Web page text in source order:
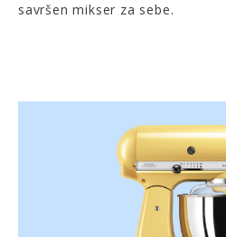
savršen mikser za sebe.